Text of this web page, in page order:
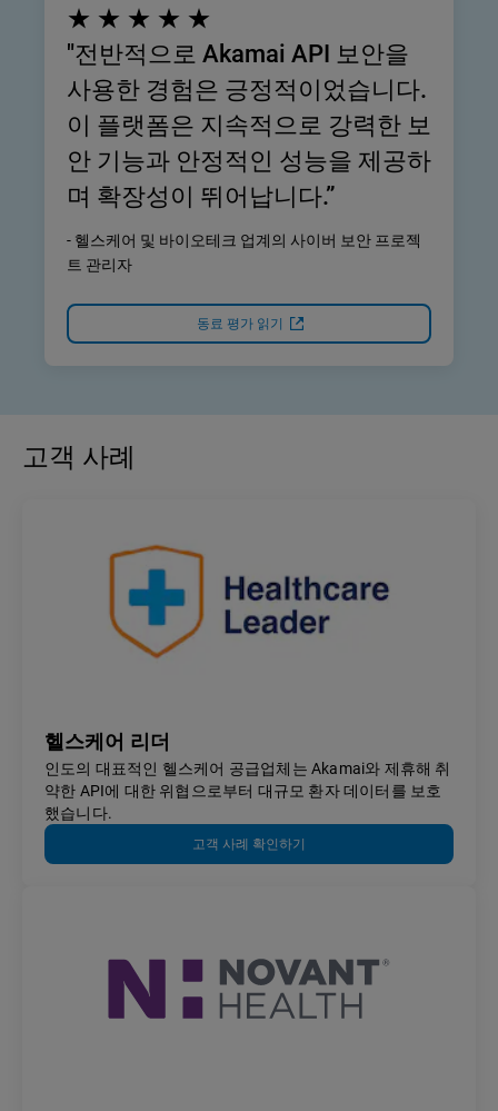
★ ★ ★ ★ ★
"전반적으로 Akamai API 보안을
사용한 경험은 긍정적이었습니다.
이 플랫폼은 지속적으로 강력한 보
안 기능과 안정적인 성능을 제공하
며 확장성이 뛰어납니다.”
- 헬스케어 및 바이오테크 업계의 사이버 보안 프로젝
트 관리자
동료 평가 읽기
고객 사례
헬스케어 리더
인도의 대표적인 헬스케어 공급업체는 Akamai와 제휴해 취
약한 API에 대한 위협으로부터 대규모 환자 데이터를 보호
했습니다.
고객 사례 확인하기